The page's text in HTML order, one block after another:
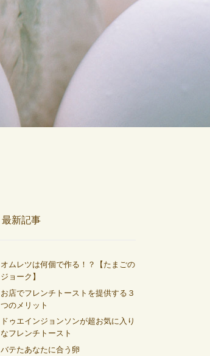
最新記事
オムレツは何個で作る！？【たまごの
ジョーク】
お店でフレンチトーストを提供する３
つのメリット
ドゥエインジョンソンが超お気に入り
なフレンチトースト
バテたあなたに合う卵